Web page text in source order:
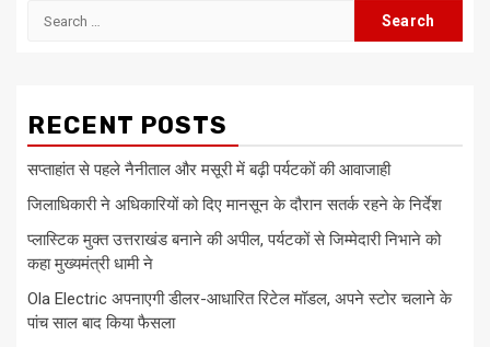
Search
RECENT POSTS
सप्ताहांत से पहले नैनीताल और मसूरी में बढ़ी पर्यटकों की आवाजाही
जिलाधिकारी ने अधिकारियों को दिए मानसून के दौरान सतर्क रहने के निर्देश
प्लास्टिक मुक्त उत्तराखंड बनाने की अपील, पर्यटकों से जिम्मेदारी निभाने को
कहा मुख्यमंत्री धामी ने
Ola Electric अपनाएगी डीलर-आधारित रिटेल मॉडल, अपने स्टोर चलाने के
पांच साल बाद किया फैसला